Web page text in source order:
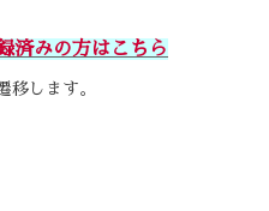
済みの方はこちら
移します。